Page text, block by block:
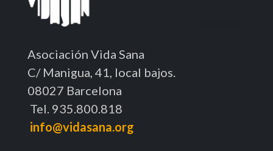
Asociación Vida Sana
C/ Manigua, 41, local bajos.
08027 Barcelona
Tel. 935.800.818
info@vidasana.org